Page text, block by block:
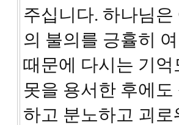
주십니다. 하나님
의 불의를 긍휼히
때문에 다시는 기
못을 용서한 후에
하고 분노하고 괴